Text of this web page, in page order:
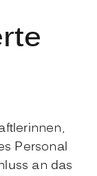
Personal
an das